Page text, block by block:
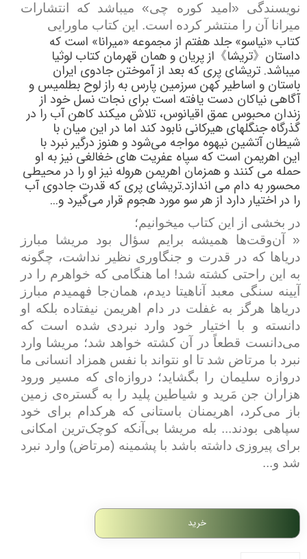
نویسندگی «امید کوره چی» می­باشد که انتشارات
میرانا آن را منتشر کرده است. این کتاب ماورایی
کتاب «نیاسو» جلد هفتم از مجموعه «میرانا» است که
داستان《تریشا》 از پریان و همان قهرمان کتاب لوثیا
میباشد. تریشای پری که بعد از آموختن جادوی ایران
باستان و اساطیر کهن سرزمین پارس به راز لوح بطلمیس و
آگاهی نیاکان دست یافته است برای نجات نسل خود از
زندان محبوس عمق اقیانوس، تلاش می­کند کاهن آب را در
گذرگاه جنگل­های هیرکانی نابود کند اما در این میان با
شیطان آتشین نیهوه مواجه می‌شود و هنوز درگیر نبرد با
این اهریمن است که سپاه عفریت های خغالغی نیز به او
حمله می کنند و همزمان اهریمن هروله نیز او را در محیطی
محسور به دام‌ می اندازد.‌تریشای پری که قدرت جادوی آب
را در اختیار دارد از هر سو مورد هجوم قرار می‌گیرد و...
در بخشی از این کتاب می­خوانیم؛
« آن‌وقت‌ها همیشه برایم سؤال بود مریشا مبارز
دریاها که در قدرت و جنگاوری‌ نظیر نداشت، چگونه
به این راحتی کشته شد! اما هنگامی که خواهرم را در
آیینه سنگی معبد آناهیتا دیدم، همان‌جا فهمیدم مبارز
دریاها هرگز به غفلت در دام اهریمن نیفتاده بلکه او
دانسته و با اختیار خود وارد نبردی شده است که
می‌دانست قطعاً در آن کشته خواهد شد؛ مریشا وارد
نبرد با مرتاض شد تا او نتواند با نفس همزاد انسانی ما
دروازه سلیمان را بگشاید؛ دروازه‌ای که مسیر ورود
هزاران جن مَرید و شیاطین پلید را به گستره‌ی زمین
باز می‌کرد، اهریمنان باستانی که هرکدام برای خود
سپاهی بودند... بله مریشا بی‌آنکه کوچک‌ترین امکانی
برای پیروزی داشته باشد با پشمینه (مرتاض) وارد نبرد
شد و...
خرید